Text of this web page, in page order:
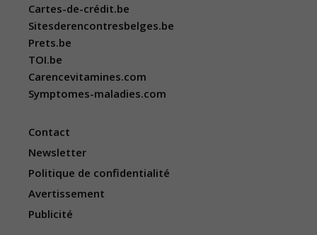
Cartes-de-crédit.be
Sitesderencontresbelges.be
Prets.be
TOI.be
Carencevitamines.com
Symptomes-maladies.com
Contact
Newsletter
Politique de confidentialité
Avertissement
Publicité